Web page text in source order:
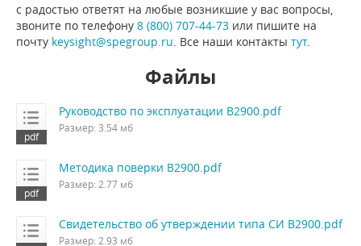
с радостью ответят на любые возникшие у вас вопросы,
звоните по телефону 8 (800) 707-44-73 или пишите на
почту keysight@spegroup.ru . Все наши контакты тут.
Файлы
Руководство по эксплуатации B2900.pdf
Размер: 3.54 мб
Методика поверки B2900.pdf
Размер: 2.77 мб
Свидетельство об утверждении типа СИ B2900.pdf
Размер: 2.93 мб